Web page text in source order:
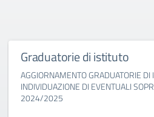
Graduatorie di istituto
AGGIORNAMENTO GRADUATORIE
INDIVIDUAZIONE DI EVENTUALI
2024/2025